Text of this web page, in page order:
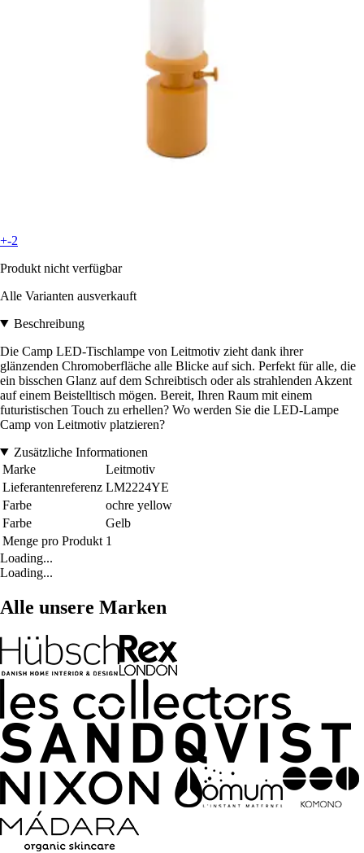
+-2
Produkt nicht verfügbar
Alle Varianten ausverkauft
Beschreibung
Die Camp LED-Tischlampe von Leitmotiv zieht dank ihrer
glänzenden Chromoberfläche alle Blicke auf sich. Perfekt für alle, die
ein bisschen Glanz auf dem Schreibtisch oder als strahlenden Akzent
auf einem Beistelltisch mögen. Bereit, Ihren Raum mit einem
futuristischen Touch zu erhellen? Wo werden Sie die LED-Lampe
Camp von Leitmotiv platzieren?
Zusätzliche Informationen
Marke
Leitmotiv
Lieferantenreferenz LM2224YE
Farbe
ochre yellow
Farbe
Gelb
Menge pro Produkt 1
Loading...
Loading...
Alle unsere Marken